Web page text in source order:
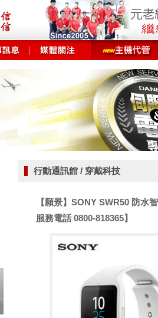
行動通訊館 / 穿戴科技
【願景】SONY SWR50 防
服務電話 0800-818365】